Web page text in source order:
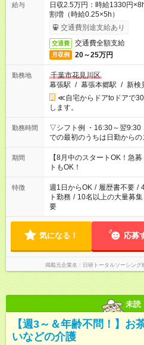
給与
日収2.5万円：時給1330円
割増（時給0.25×5h）
交通費別途支給あり
交通費 交通費全額支給
月収例 20～25万円
勤務地
千葉市花見川区
幕張駅 / 幕張本郷駅 / 新検
≪自宅からドアtoドアで
します。
勤務時間
▽シフト例 ・16:30～翌9:30
での最初のうちは日勤からのスタート！ ※W
今ご覧のお仕事で希望する
時間。 合計で週40時間を超
期間
【8月中のスタートOK！急
トもOK！
特徴 週1日からOK / 履歴書不要 /
ト勤務 / 10名以上の大量募集
要
気になる！ 応募
掲載元企業名 日研トータルソーシン
未読
【週3～＆年齢不問！】お
いなどの介護